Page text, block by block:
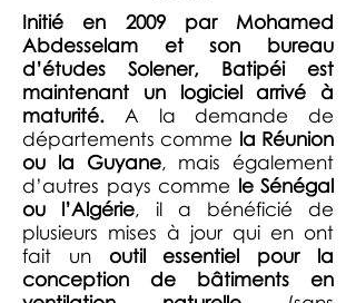
Initié en 2009 par Mohamed
Abdesselam et son bureau
d’études Solener, Batipéi est
maintenant un logiciel arrivé à
maturité. A la demande de
départements comme la Réunion
ou la Guyane, mais également
d’autres pays comme le Sénégal
ou l’Algérie, il a bénéficié de
plusieurs mises à jour qui en ont
fait un outil essentiel pour la
conception de bâtiments en